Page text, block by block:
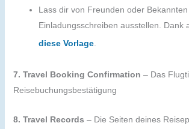
Lass dir von Freunden oder Bekannten
Einladungsschreiben ausstellen. Dank
diese Vorlage.
7. Travel Booking Confirmation – Das
Reisebuchungsbestätigung
8. Travel Records – Die Seiten deines